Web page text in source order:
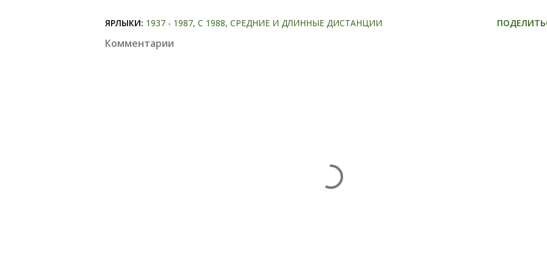
ЯРЛЫКИ: 1937 - 1987 С 1988 СРЕДНИЕ И ДЛИННЫЕ ДИСТАНЦИИ
Комментарии